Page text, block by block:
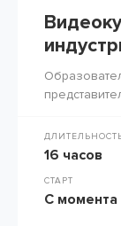
16 часов
СТАРТ
С момента